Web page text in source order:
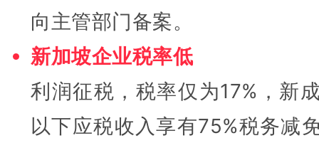
向主管部门备案。
新加坡企业税率低
利润征税，税率仅为17%，新
以下应税收入享有75%税务减